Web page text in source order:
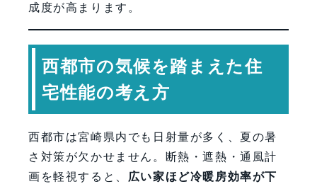
成度が高まります。
西都市の気候を踏まえた住
宅性能の考え方
西都市は宮崎県内でも日射量が多く、夏の暑
さ対策が欠かせません。断熱・遮熱・通風計
画を軽視すると、 広い家ほど冷暖房効率が下